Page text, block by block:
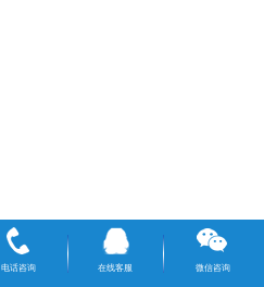
电话咨询 在线客服 微信咨询